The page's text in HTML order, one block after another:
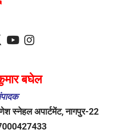
बघेल
स्नेहल अपार्टमेंट, नागपुर-22